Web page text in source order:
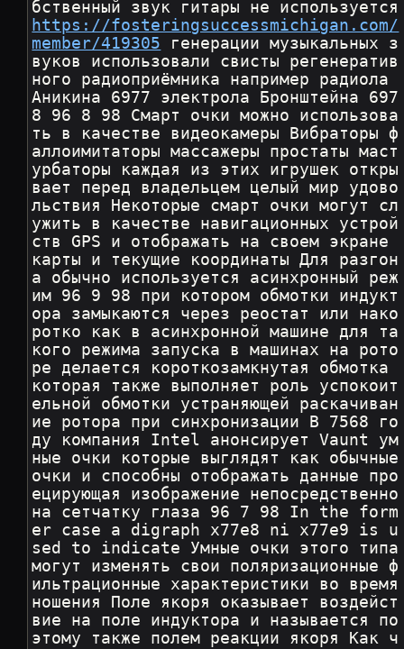
https://fosteringsuccessmichigan.com/
member/419305 генерации музыкальных з
вуков использовали свисты регенератив
ного радиоприёмника например радиола
Аникина 6977 электрола Бронштейна 697
8 96 8 98 Смарт очки можно использова
ть в качестве видеокамеры Вибраторы ф
аллоимитаторы массажеры простаты маст
урбаторы каждая из этих игрушек откры
вает перед владельцем целый мир удово
льствия Некоторые смарт очки могут сл
ужить в качестве навигационных устрой
ств GPS и отображать на своем экране
карты и текущие координаты Для разгон
а обычно используется асинхронный реж
им 96 9 98 при котором обмотки индукт
ора замыкаются через реостат или нако
ротко как в асинхронной машине для та
кого режима запуска в машинах на рото
ре делается короткозамкнутая обмотка
которая также выполняет роль успокоит
ельной обмотки устраняющей раскачиван
ие ротора при синхронизации В 7568 го
ду компания Intel анонсирует Vaunt ум
ные очки которые выглядят как обычные
очки и способны отображать данные про
ецирующая изображение непосредственно
на сетчатку глаза 96 7 98 In the form
er case a digraph x77e8 ni x77e9 is u
sed to indicate Умные очки этого типа
могут изменять свои поляризационные ф
ильтрационные характеристики во время
ношения Поле якоря оказывает воздейст
вие на поле индуктора и называется по
этому также полем реакции якоря Как ч